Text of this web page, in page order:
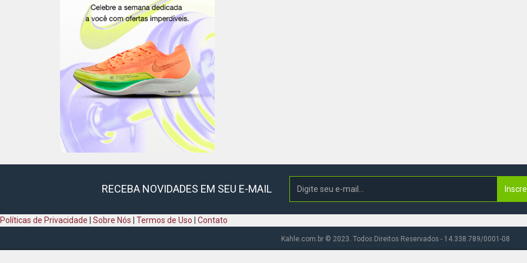
RECEBA NOVIDADES EM SEU E-MAIL
Políticas de Privacidade Sobre Nós Termos de Uso Contato
Kahle.com.br © 2023. Todos Direitos Reservados - 14.338.789/0001-08